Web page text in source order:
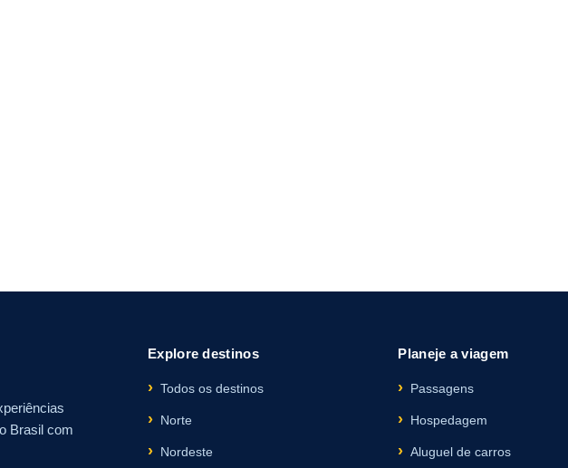
Brasil com
Explore destinos
Todos os destinos
Norte
Nordeste
Planeje a viagem
Passagens
Hospedagem
Aluguel de carros